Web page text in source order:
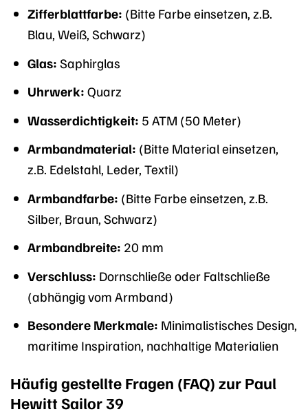
Zifferblattfarbe: (Bitte Farbe einsetzen, z.B.
Blau, Weiß, Schwarz)
Glas: Saphirglas
Uhrwerk: Quarz
Wasserdichtigkeit: 5 ATM (50 Meter)
Armbandmaterial: (Bitte Material einsetzen,
z.B. Edelstahl, Leder, Textil)
Armbandfarbe: (Bitte Farbe einsetzen, z.B.
Silber, Braun, Schwarz)
Armbandbreite: 20 mm
Verschluss: Dornschließe oder Faltschließe
(abhängig vom Armband)
Besondere Merkmale: Minimalistisches Design,
maritime Inspiration, nachhaltige Materialien
Häufig gestellte Fragen (FAQ) zur Paul
Hewitt Sailor 39